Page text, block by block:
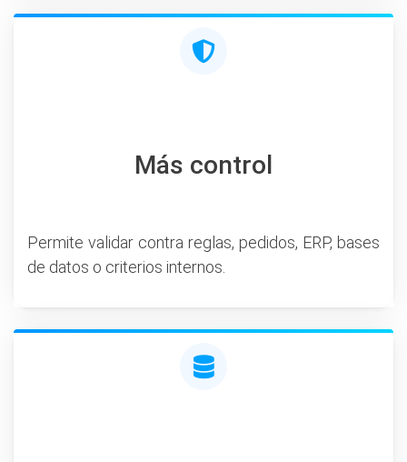
Más control
Permite validar contra reglas, pedidos, ERP, bases
de datos o criterios internos.